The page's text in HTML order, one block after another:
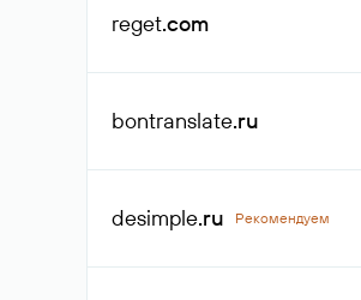
reget.com
bontranslate.ru
desimple.ru Рекомендуем